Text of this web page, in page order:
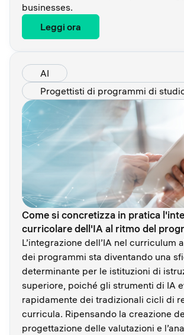
businesses.
Leggi ora
AI
Progettisti di programmi di
Come si concretizza in pratica
curricolare dell'IA al ritmo del
L’integrazione dell’IA nel curriculum
dei programmi sta diventando una
determinante per le istituzioni di
superiore, poiché gli strumenti di IA
rapidamente dei tradizionali cicli di
curricula. Ripensando la creazione
progettazione delle valutazioni e